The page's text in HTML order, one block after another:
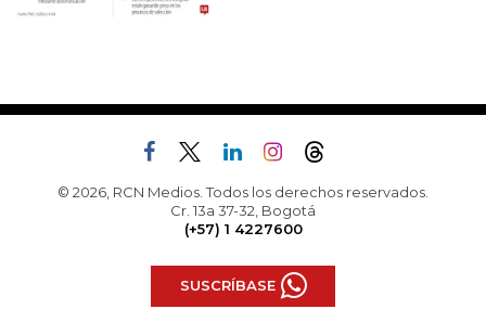
© 2026, RCN Medios. Todos los derechos reservados.
Cr. 13a 37-32, Bogotá
(+57) 1 4227600
SUSCRÍBASE